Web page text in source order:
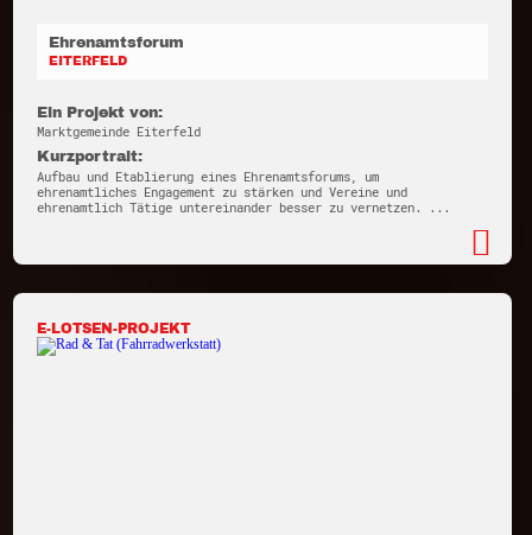
Ehrenamtsforum
EITERFELD
Ein Projekt von:
Marktgemeinde Eiterfeld
Kurzportrait:
Aufbau und Etablierung eines Ehrenamtsforums, um
ehrenamtliches Engagement zu stärken und Vereine und
ehrenamtlich Tätige untereinander besser zu vernetzen. ...
E-LOTSEN-PROJEKT